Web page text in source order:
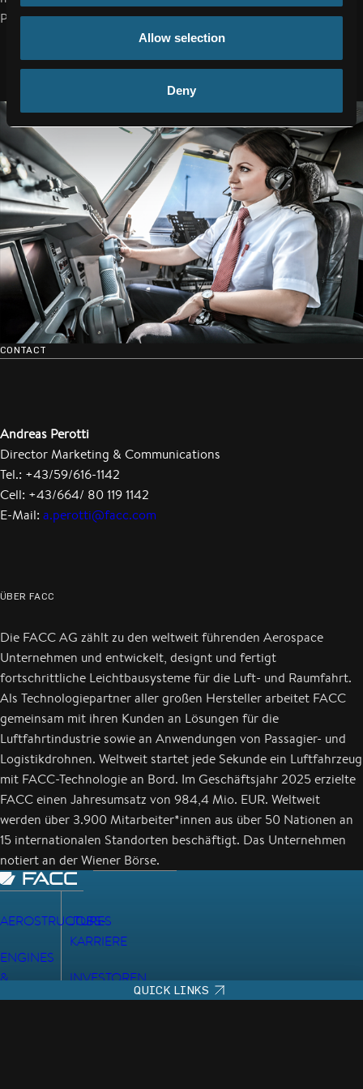
Allow selection
Deny
QUICK LINKS
Podcast ein.“
CONTACT
Andreas Perotti
Director Marketing & Communications
Tel.: +43/59/616-1142
Cell: +43/664/ 80 119 1142
E-Mail: a.perotti@facc.com
ÜBER FACC
Die FACC AG zählt zu den weltweit führenden Aerospace
Unternehmen und entwickelt, designt und fertigt
fortschrittliche Leichtbausysteme für die Luft- und Raumfahrt.
Als Technologiepartner aller großen Hersteller arbeitet FACC
gemeinsam mit ihren Kunden an Lösungen für die
Luftfahrtindustrie sowie an Anwendungen von Passagier- und
Logistikdrohnen. Weltweit startet jede Sekunde ein Luftfahrzeug
mit FACC-Technologie an Bord. Im Geschäftsjahr 2025 erzielte
FACC einen Jahresumsatz von 984,4 Mio. EUR. Weltweit
werden über 3.900 Mitarbeiter*innen aus über 50 Nationen an
15 internationalen Standorten beschäftigt. Das Unternehmen
notiert an der Wiener Börse.
AEROSTRUCTURES
ENGINES
&
NACELLES
JOBS-
KARRIERE
INVESTOREN